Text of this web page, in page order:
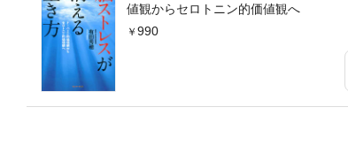
値観からセロトニン的価値観へ
990